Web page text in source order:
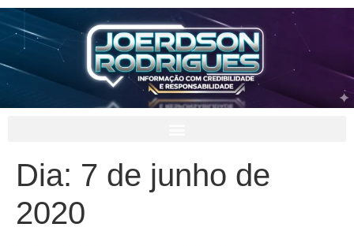
Dia: 7 de junho de
2020